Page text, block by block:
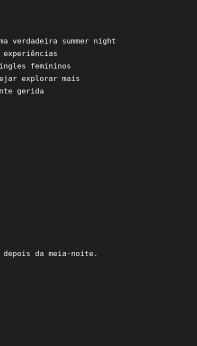
verdadeira summer night
femininos
explorar mais
gerida
depois da meia-noite.